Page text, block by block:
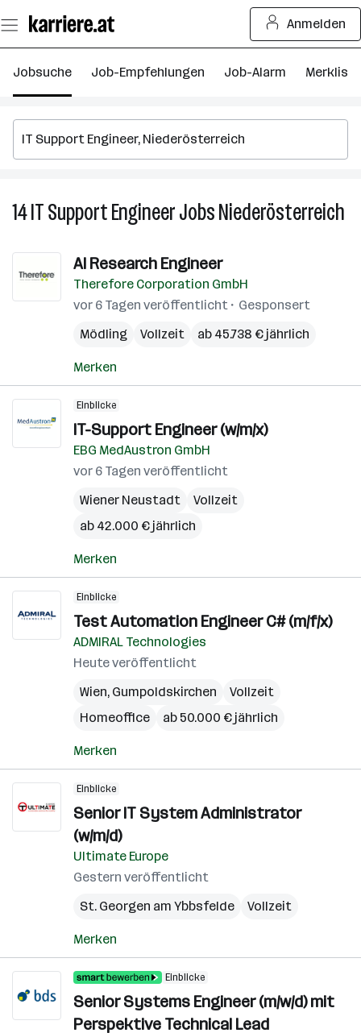
Seiteninhalt
springen
Anmelden
Jobsuche Job-Empfehlungen Job-Alarm Merkliste
14IT Support EngineerJobsNiederösterreich
AI Research Engineer
Therefore Corporation GmbH
vor 6 Tagen veröffentlicht
Gesponsert
Mödling
Vollzeit ab 45.738 € jährlich
Merken
Einblicke
IT-Support Engineer (w/m/x)
EBG MedAustron GmbH
vor 6 Tagen veröffentlicht
Wiener Neustadt
Vollzeit
ab 42.000 € jährlich
Merken
Einblicke
Test Automation Engineer C# (m/f/x)
ADMIRAL Technologies
Heute veröffentlicht
Wien, Gumpoldskirchen
Vollzeit
Homeoffice
ab 50.000 € jährlich
Merken
Einblicke
Senior IT System Administrator
(w/m/d)
Ultimate Europe
Gestern veröffentlicht
St. Georgen am Ybbsfelde
Vollzeit
Merken
Einblicke
Senior Systems Engineer (m/w/d) mit
Perspektive Technical Lead